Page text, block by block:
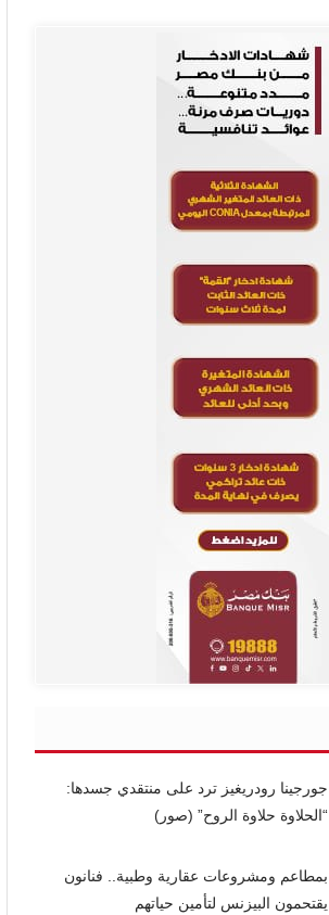
جورجينا رودريغيز ترد على منتقدي جسدها:
“الحلاوة حلاوة الروح” (صور)
بمطاعم ومشروعات عقارية وطبية.. فنانون
يقتحمون البيزنس لتأمين حياتهم